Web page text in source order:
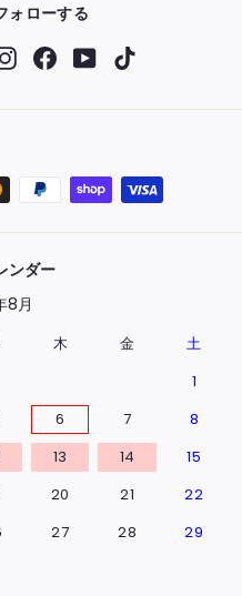
ォローする
InstagramFacebook
YouTube
ンダー
8月
木 金
土
1
6 7
8
13 14
15
20 21
22
27 28
29